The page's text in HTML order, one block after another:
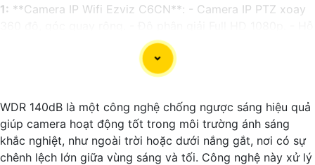
1: **Camera IP Wifi Ezviz C6CN**: - Camera IP PTZ xoay
trợ kết nối không dây WiFi. - Tích hợp công nghệ hồng
ngoại thông minh. - Phù hợp để theo dõi khoảng cách xa.
**Camera Hikvision DS-2CD1021-I**: - Camera IP
2MP (1920x1080). - Hỗ trợ chống ngược sáng kỹ thuật số.
- Thiết kế vỏ nhựa chống va đập. - Hồng ngoại ban đêm
khoảng cách lên đến 30m.
✳️3:**Camera Dahua HDCVI HAC-HFW1200T**: -
WDR 140dB là một công nghệ chống ngược sáng hiệu quả
giúp camera hoạt động tốt trong môi trường ánh sáng
khắc nghiệt, như ngoài trời hoặc dưới nắng gắt, nơi có sự
chênh lệch lớn giữa vùng sáng và tối. Công nghệ này xử lý